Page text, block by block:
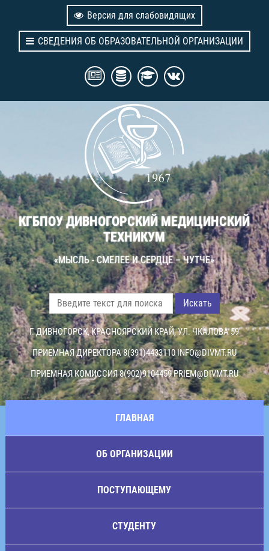
Версия для слабовидящих
СВЕДЕНИЯ ОБ ОБРАЗОВАТЕЛЬНОЙ ОРГАНИЗАЦИИ
КГБПОУ ДИВНОГОРСКИЙ МЕДИЦИНСКИЙ
ТЕХНИКУМ
«МЫСЛЬ - СМЕЛЕЕ И СЕРДЦЕ – ЧУТЧЕ»
Искать
Г. ДИВНОГОРСК, КРАСНОЯРСКИЙ КРАЙ, УЛ. ЧКАЛОВА 59
ПРИЕМНАЯ ДИРЕКТОРА 8(391)4433110INFO@DIVMT.RU
ПРИЕМНАЯ КОМИССИЯ 8(902)9104459PRIEM@DIVMT.RU
ГЛАВНАЯ
ОБ ОРГАНИЗАЦИИ
ПОСТУПАЮЩЕМУ
СТУДЕНТУ